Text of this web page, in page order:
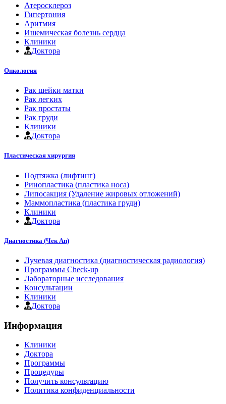
Атеросклероз
Гипертония
Аритмия
Ишемическая болезнь сердца
Клиники
Доктора
Онкология
Рак шейки матки
Рак легких
Рак простаты
Рак груди
Клиники
Доктора
Пластическая хирургия
Подтяжка (лифтинг)
Ринопластика (пластика носа)
Липосакция (Удаление жировых отложений)
Маммопластика (пластика груди)
Клиники
Доктора
Диагностика (Чек Ап)
Лучевая диагностика (диагностическая радиология)
Программы Check-up
Лабораторные исследования
Консультации
Клиники
Доктора
Информация
Клиники
Доктора
Программы
Процедуры
Получить консультацию
Политика конфиденциальности